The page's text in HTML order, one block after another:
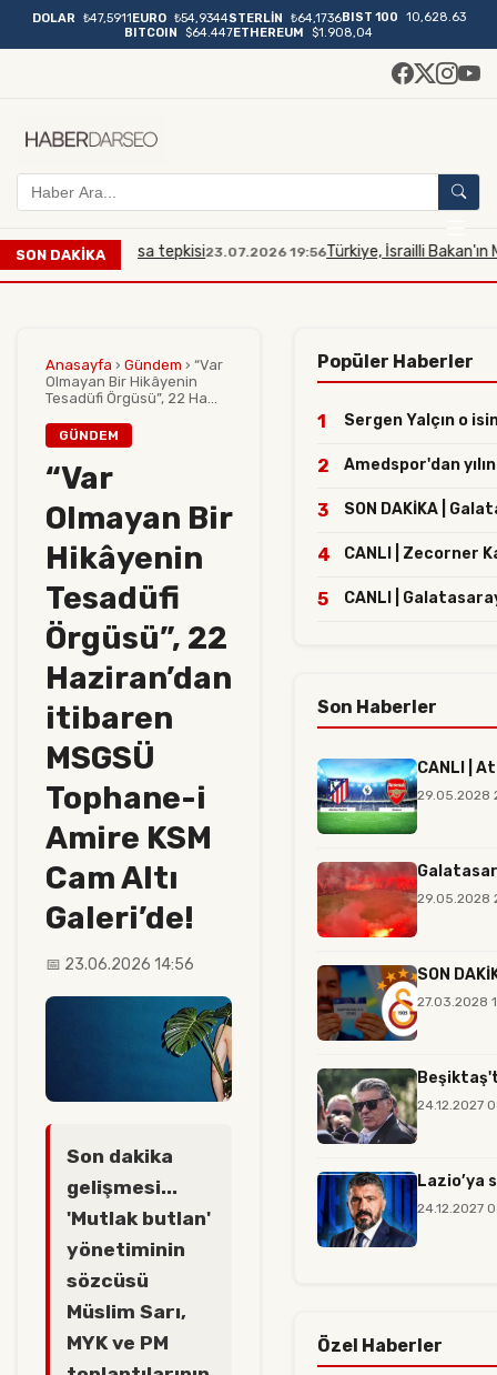
DOLAR ₺47,5911EURO ₺54,9344STERLİN ₺64,1736BIST 100
10,628.63
BITCOIN
$64.447ETHEREUM $1.908,04
SON DAKİKA
Aksa tepkisi23.07.2026 19:56Türkiye, İsrailli Bakan'ın Mescid-i
Anasayfa › Gündem › “Var
Olmayan Bir Hikâyenin
Tesadüfi Örgüsü”, 22 Ha...
GÜNDEM
“Var
Olmayan Bir
Hikâyenin
Tesadüfi
Örgüsü”, 22
Haziran’dan
itibaren
MSGSÜ
Tophane-i
Amire KSM
Cam Altı
Galeri’de!
📅 23.06.2026 14:56
Son dakika
gelişmesi...
'Mutlak butlan'
yönetiminin
sözcüsü
Müslim Sarı,
MYK ve PM
Popüler Haberler
1 Sergen Yalçın o
2 Amedspor'dan
3 SON DAKİKA |
4 CANLI | Zecorner
5 CANLI |
Son Haberler
CANLI |
29.05.2028
29.05.2028
SON
27.03.2028
24.12.2027
Lazio’ya
24.12.2027
Özel Haberler